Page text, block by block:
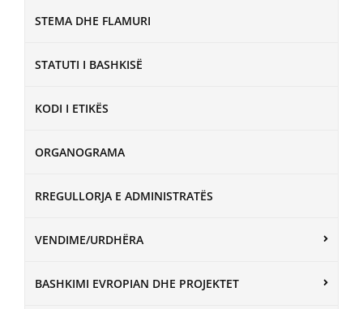
STEMA DHE FLAMURI
STATUTI I BASHKISË
KODI I ETIKËS
ORGANOGRAMA
RREGULLORJA E ADMINISTRATËS
VENDIME/URDHËRA
BASHKIMI EVROPIAN DHE PROJEKTET